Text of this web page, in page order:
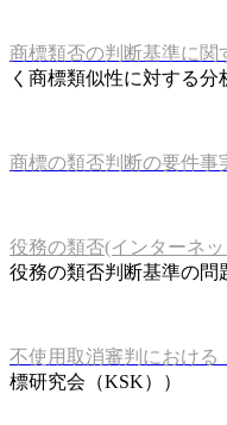
商標類否の判断基準に関
く商標類似性に対する分
商標の類否判断の要件事
役務の類否(インターネ
役務の類否判断基準の
不使用取消審判における
標研究会（KSK））